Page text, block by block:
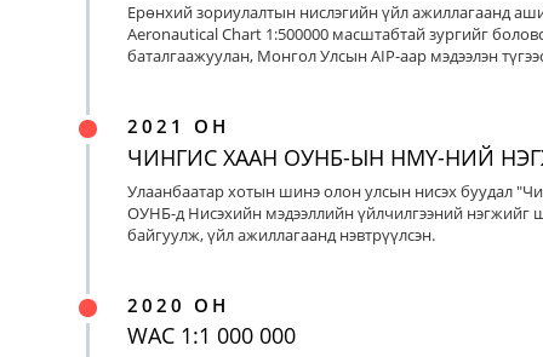
Ерөнхий зориулалтын нислэгийн үйл ажиллагаанд
Aeronautical Chart 1:500000 масштабтай зургийг
баталгаажуулан, Монгол Улсын AIP-аар мэдээлэн
2021 ОН
ЧИНГИС ХААН ОУНБ-ЫН НМҮ-НИЙ
Улаанбаатар хотын шинэ олон улсын нисэх буудал
ОУНБ-д Нисэхийн мэдээллийн үйлчилгээний нэгжийг
байгуулж, үйл ажиллагаанд нэвтрүүлсэн.
2020 ОН
WAC 1:1 000 000